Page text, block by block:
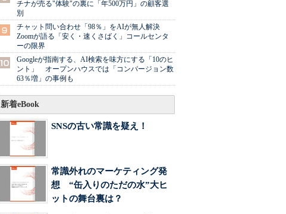
チナが売る"体験"の裏に「年500万円」の顧客選
別
チャット問い合わせ「98％」をAIが無人解決
Zoomが語る「安く・速くさばく」コールセンタ
ーの限界
Googleが指南する、AI検索を味方にする「10のヒ
ント」 オープンハウスでは「コンバージョン数
63％増」の事例も
新着eBook
SNSの古い常識を疑え！
常識外れのマーケティング発
想 “缶入りのただの水”大ヒ
ットの舞台裏は？